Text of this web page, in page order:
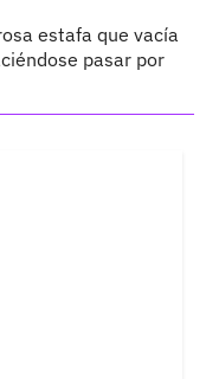
estafa que vacía
pasar por